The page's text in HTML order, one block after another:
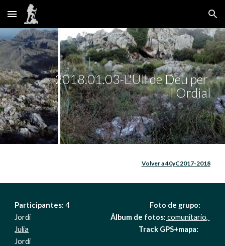
Skip to main content Skip to navigation
2018.01.03-L'Ull de Deu per
l'Ordial
Volver a 40yC2017-2018
Participantes: 4
Jordi Álbum de fotos: comunitario,
Julia
Jordi